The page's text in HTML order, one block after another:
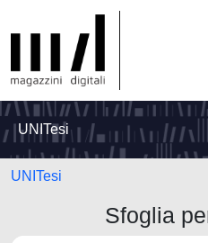
UNITesi
UNITesi
Sfoglia